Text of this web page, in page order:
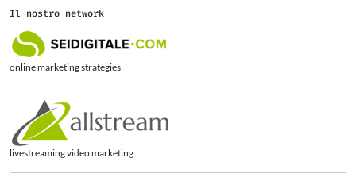
r
c
p
r
:
Il nostro network
online marketing strategies
livestreaming video marketing